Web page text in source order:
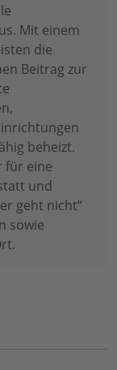
Mit einem
die
Beitrag zur
beheizt.
für eine
und
geht nicht“
sowie